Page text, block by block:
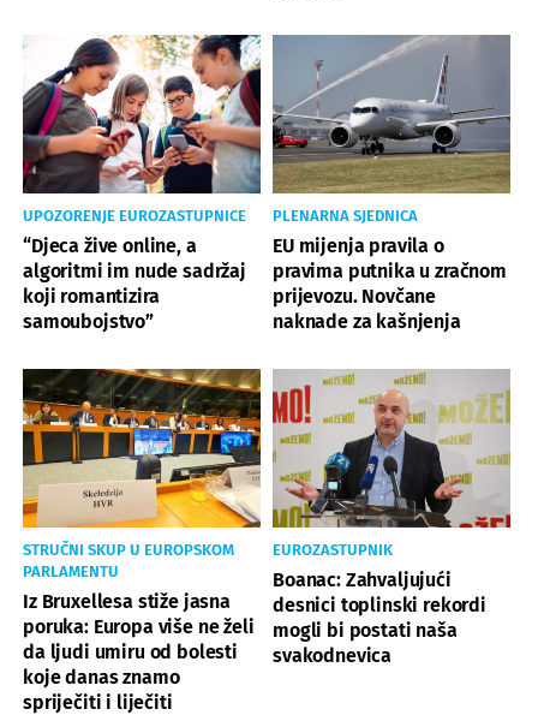
UPOZORENJE EUROZASTUPNICE
“Djeca žive online, a
algoritmi im nude sadržaj
koji romantizira
samoubojstvo”
PLENARNA SJEDNICA
EU mijenja pravila o
pravima putnika u zračnom
prijevozu. Novčane
naknade za kašnjenja
STRUČNI SKUP U EUROPSKOM
PARLAMENTU
Iz Bruxellesa stiže jasna
poruka: Europa više ne želi
da ljudi umiru od bolesti
koje danas znamo
spriječiti i liječiti
EUROZASTUPNIK
Boanac: Zahvaljujući
desnici toplinski rekordi
mogli bi postati naša
svakodnevica